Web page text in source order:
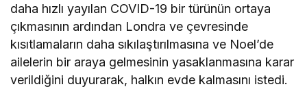
daha hızlı yayılan COVID-19 bir türünün ortaya
çıkmasının ardından Londra ve çevresinde
kısıtlamaların daha sıkılaştırılmasına ve Noel’de
ailelerin bir araya gelmesinin yasaklanmasına karar
verildiğini duyurarak, halkın evde kalmasını istedi.